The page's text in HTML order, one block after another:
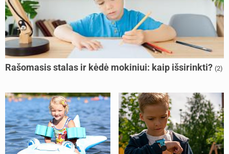
Rašomasis stalas ir kėdė mokiniui: kaip išsirinkti? (2)